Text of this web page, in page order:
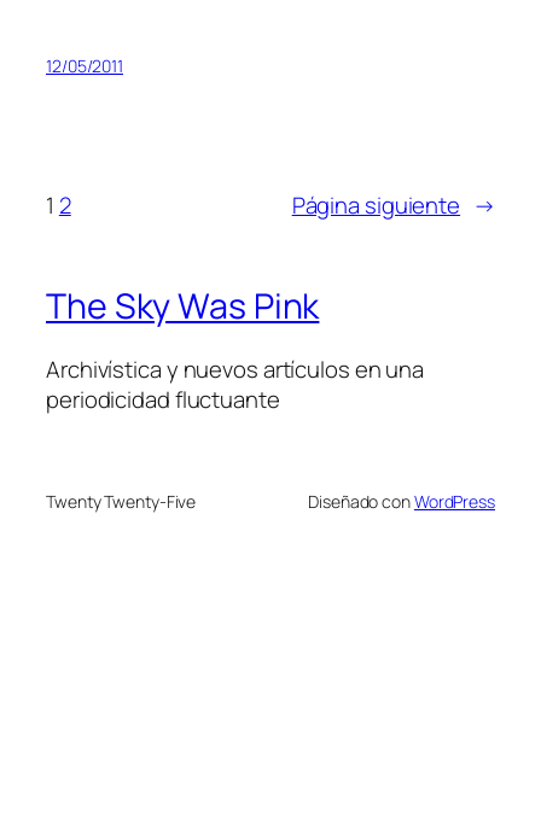
12/05/2011
1 2 Página siguiente →
The Sky Was Pink
Archivística y nuevos artículos en una
periodicidad fluctuante
Twenty Twenty-Five Diseñado conWordPress